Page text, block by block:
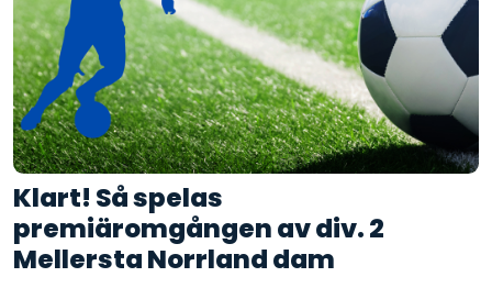
Klart! Så spelas
premiäromgången av div. 2
Mellersta Norrland dam